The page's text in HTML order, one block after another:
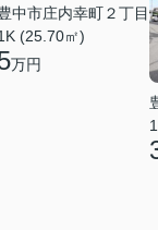
中市庄内幸町２丁目
(25.70㎡)
万円